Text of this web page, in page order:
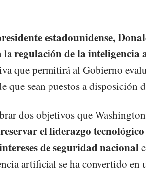
estadounidense,
laregulación de la inteligencia
que permitirá al Gobierno
que sean puestos a disposición
dos objetivos que
el liderazgo
de seguridad nacional
artificial se ha convertido en